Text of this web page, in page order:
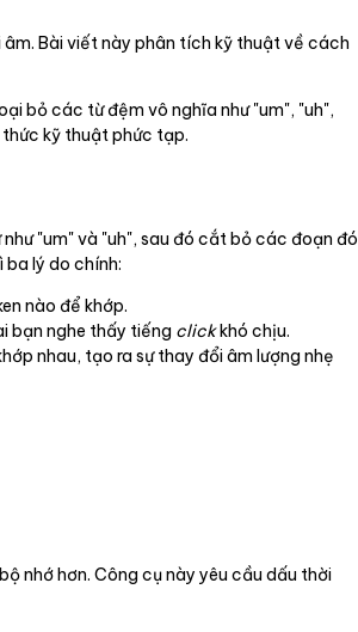
Bài viết này phân tích kỹ thuật về cách
bỏ các từ đệm vô nghĩa như "um", "uh",
kỹ thuật phức tạp.
"um" và "uh", sau đó cắt bỏ các đoạn đó
lý do chính:
nào để khớp.
bạn nghe thấy tiếng clickkhó chịu.
nhau, tạo ra sự thay đổi âm lượng nhẹ
nhớ hơn. Công cụ này yêu cầu dấu thời